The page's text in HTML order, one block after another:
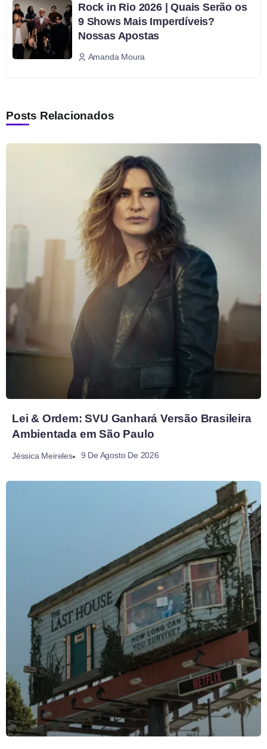
Rock in Rio 2026 | Quais Serão os
9 Shows Mais Imperdíveis?
Nossas Apostas
Amanda Moura
Posts Relacionados
Lei & Ordem: SVU Ganhará Versão Brasileira
Ambientada em São Paulo
Jéssica Meireles 9 De Agosto De 2026